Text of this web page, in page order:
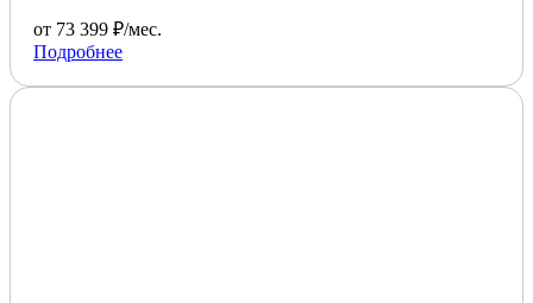
от 73 399 ₽/мес.
Подробнее